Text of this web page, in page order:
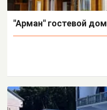
"Арман" гостевой дом